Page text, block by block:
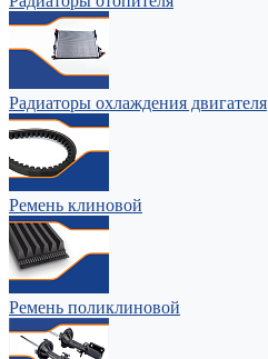
Радиаторы охлаждения двигателя
Ремень клиновой
Ремень поликлиновой